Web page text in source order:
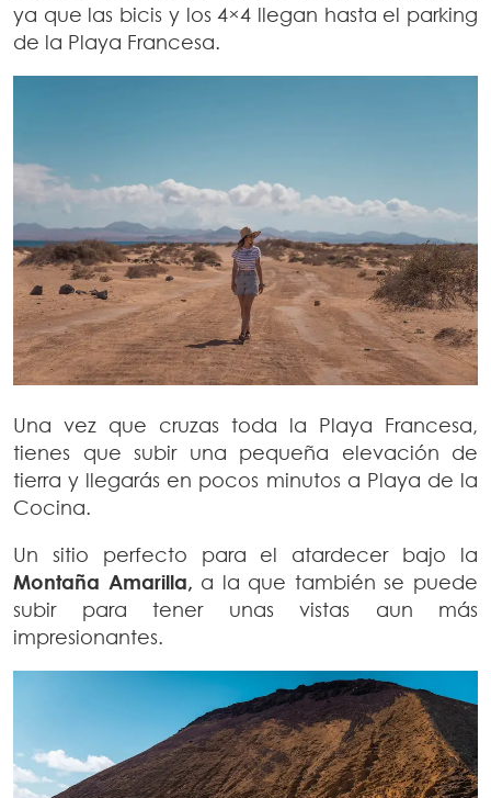
ya que las bicis y los 4×4 llegan hasta el parking
de la Playa Francesa.
Una vez que cruzas toda la Playa Francesa,
tienes que subir una pequeña elevación de
tierra y llegarás en pocos minutos a Playa de la
Cocina.
Un sitio perfecto para el atardecer bajo la
Montaña Amarilla, a la que también se puede
subir para tener unas vistas aun más
impresionantes.